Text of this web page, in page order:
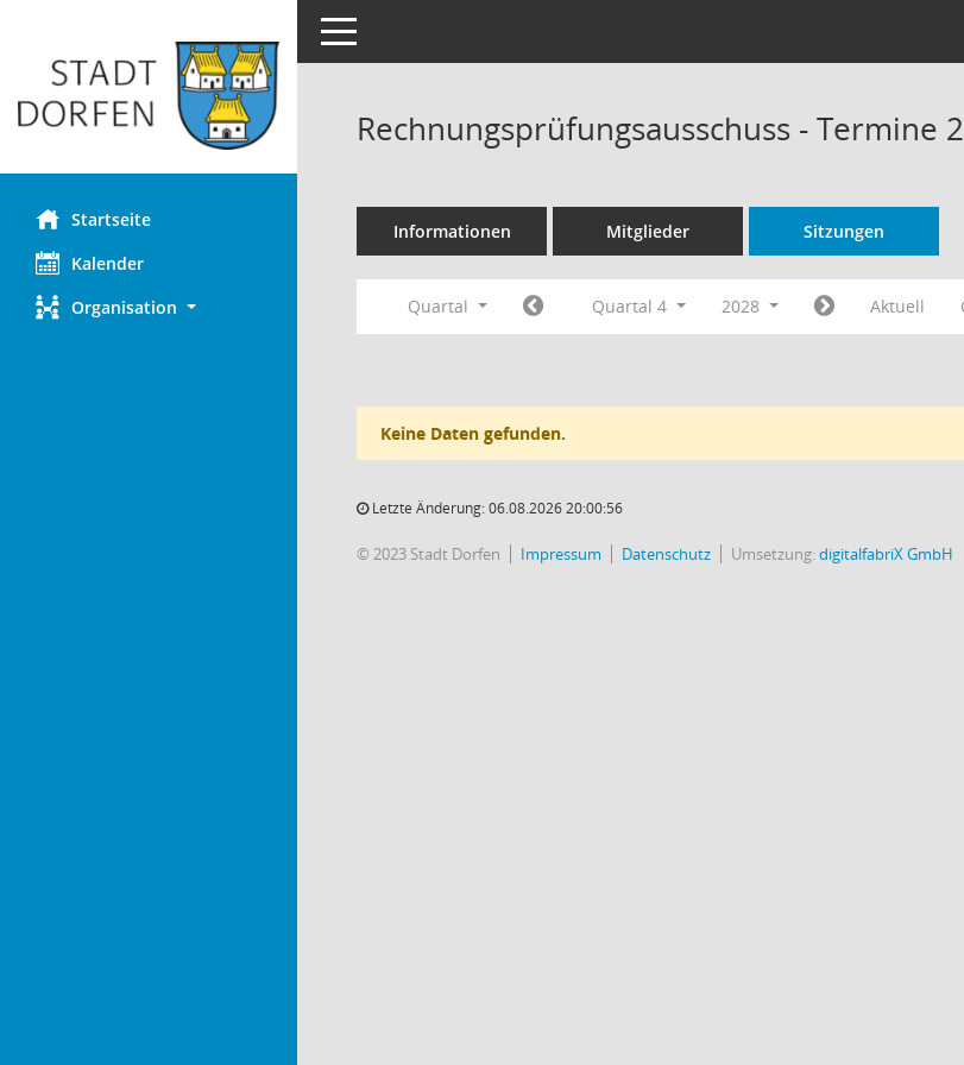
Startseite
Kalender
Organisation
Toggle navigation
Rechnungsprüfungsausschuss - Termine
Informationen Mitglieder Sitzungen
Quartal Quartal 4 2028 Aktuell
Keine Daten gefunden.
Letzte Änderung: 06.08.2026 20:00:56
© 2023 Stadt Dorfen Impressum Datenschutz Umsetzung:digitalfabriX GmbH